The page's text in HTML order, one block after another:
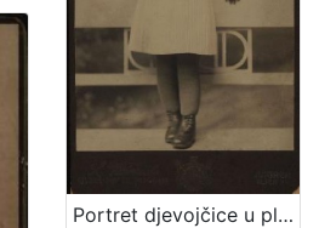
Portret djevojčice u plisiranoj haljinici / S. Weinrich